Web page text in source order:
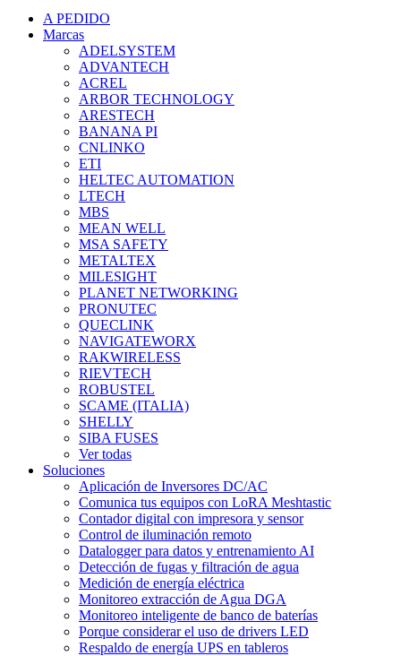
A PEDIDO
Marcas
ADELSYSTEM
ADVANTECH
ACREL
ARBOR TECHNOLOGY
ARESTECH
BANANA PI
CNLINKO
ETI
HELTEC AUTOMATION
LTECH
MBS
MEAN WELL
MSA SAFETY
METALTEX
MILESIGHT
PLANET NETWORKING
PRONUTEC
QUECLINK
NAVIGATEWORX
RAKWIRELESS
RIEVTECH
ROBUSTEL
SCAME (ITALIA)
SHELLY
SIBA FUSES
Ver todas
Soluciones
Aplicación de Inversores DC/AC
Comunica tus equipos con LoRA Meshtastic
Contador digital con impresora y sensor
Control de iluminación remoto
Datalogger para datos y entrenamiento AI
Detección de fugas y filtración de agua
Medición de energía eléctrica
Monitoreo extracción de Agua DGA
Monitoreo inteligente de banco de baterías
Porque considerar el uso de drivers LED
Respaldo de energía UPS en tableros